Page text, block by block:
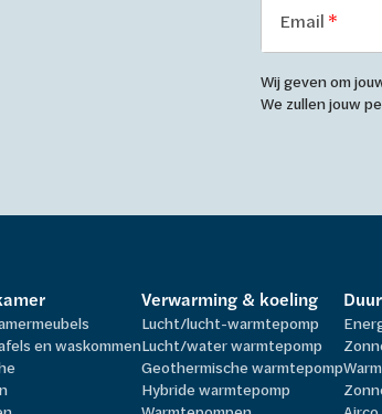
Email
Wij geven om
We zullen jouw
en waskommen
Verwarming & koeling
Lucht/lucht-warmtepomp
Lucht/water warmtepomp
Geothermische warmtepomp
Hybride warmtepomp